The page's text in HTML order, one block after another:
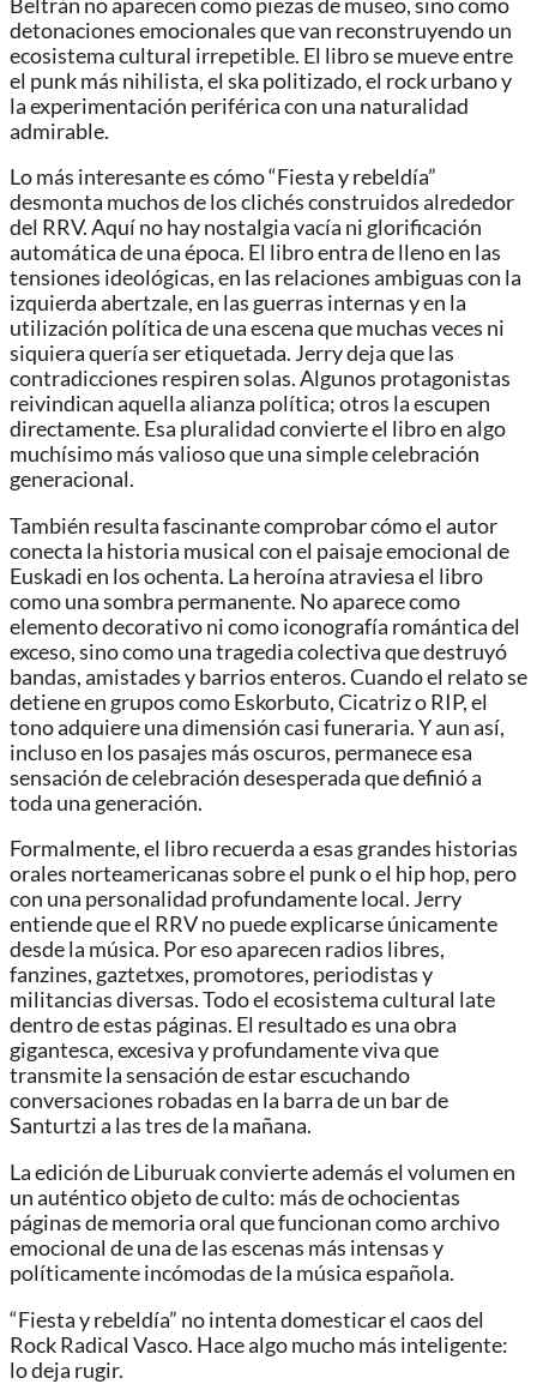
detonaciones emocionales que van reconstruyendo un
ecosistema cultural irrepetible. El libro se mueve entre
el punk más nihilista, el ska politizado, el rock urbano y
la experimentación periférica con una naturalidad
admirable.
Lo más interesante es cómo “Fiesta y rebeldía”
desmonta muchos de los clichés construidos alrededor
del RRV. Aquí no hay nostalgia vacía ni glorificación
automática de una época. El libro entra de lleno en las
tensiones ideológicas, en las relaciones ambiguas con la
izquierda abertzale, en las guerras internas y en la
utilización política de una escena que muchas veces ni
siquiera quería ser etiquetada. Jerry deja que las
contradicciones respiren solas. Algunos protagonistas
reivindican aquella alianza política; otros la escupen
directamente. Esa pluralidad convierte el libro en algo
muchísimo más valioso que una simple celebración
generacional.
También resulta fascinante comprobar cómo el autor
conecta la historia musical con el paisaje emocional de
Euskadi en los ochenta. La heroína atraviesa el libro
como una sombra permanente. No aparece como
elemento decorativo ni como iconografía romántica del
exceso, sino como una tragedia colectiva que destruyó
bandas, amistades y barrios enteros. Cuando el relato se
detiene en grupos como Eskorbuto, Cicatriz o RIP, el
tono adquiere una dimensión casi funeraria. Y aun así,
incluso en los pasajes más oscuros, permanece esa
sensación de celebración desesperada que definió a
toda una generación.
Formalmente, el libro recuerda a esas grandes historias
orales norteamericanas sobre el punk o el hip hop, pero
con una personalidad profundamente local. Jerry
entiende que el RRV no puede explicarse únicamente
desde la música. Por eso aparecen radios libres,
fanzines, gaztetxes, promotores, periodistas y
militancias diversas. Todo el ecosistema cultural late
dentro de estas páginas. El resultado es una obra
gigantesca, excesiva y profundamente viva que
transmite la sensación de estar escuchando
conversaciones robadas en la barra de un bar de
Santurtzi a las tres de la mañana.
La edición de Liburuak convierte además el volumen en
un auténtico objeto de culto: más de ochocientas
páginas de memoria oral que funcionan como archivo
emocional de una de las escenas más intensas y
políticamente incómodas de la música española.
“Fiesta y rebeldía” no intenta domesticar el caos del
Rock Radical Vasco. Hace algo mucho más inteligente:
lo deja rugir.